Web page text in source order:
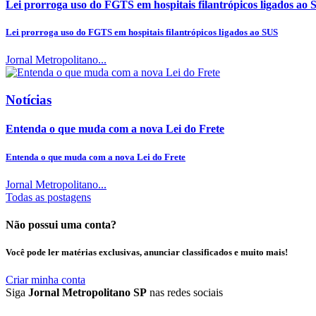
Lei prorroga uso do FGTS em hospitais filantrópicos ligados ao
Lei prorroga uso do FGTS em hospitais filantrópicos ligados ao SUS
Jornal Metropolitano...
Notícias
Entenda o que muda com a nova Lei do Frete
Entenda o que muda com a nova Lei do Frete
Jornal Metropolitano...
Todas as postagens
Não possui uma conta?
Você pode ler matérias exclusivas, anunciar classificados e muito mais!
Criar minha conta
Siga Jornal Metropolitano SP nas redes sociais